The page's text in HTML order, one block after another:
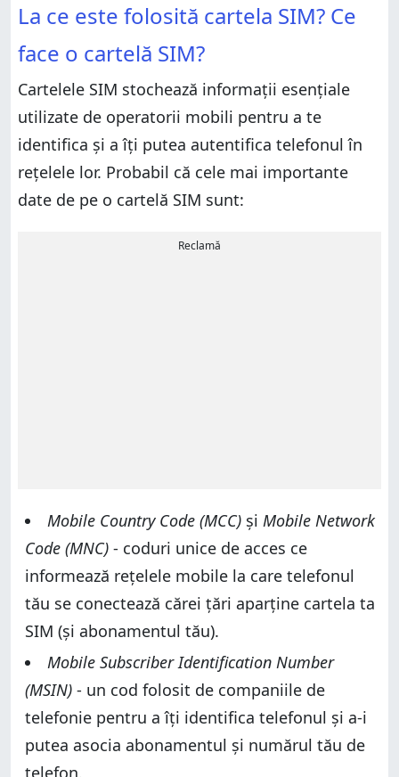
La ce este folosită cartela SIM? Ce
face o cartelă SIM?
Cartelele SIM stochează informații esențiale
utilizate de operatorii mobili pentru a te
identifica și a îți putea autentifica telefonul în
rețelele lor. Probabil că cele mai importante
date de pe o cartelă SIM sunt:
Reclamă
Mobile Country Code (MCC) și Mobile Network
Code (MNC) - coduri unice de acces ce
informează rețelele mobile la care telefonul
tău se conectează cărei țări aparține cartela ta
SIM (și abonamentul tău).
Mobile Subscriber Identification Number
(MSIN) - un cod folosit de companiile de
telefonie pentru a îți identifica telefonul și a-i
putea asocia abonamentul și numărul tău de